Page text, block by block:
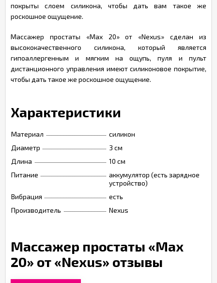
покрыты слоем силикона, чтобы дать вам такое же
роскошное ощущение.
Массажер простаты «Max 20» от «Nexus» сделан из
высококачественного силикона, который является
гипоаллергенным и мягким на ощупь, пуля и пульт
дистанционного управления имеют силиконовое покрытие,
чтобы дать такое же роскошное ощущение.
Характеристики
Материал
силикон
Диаметр
3 см
Длина
10 см
Питание
аккумулятор (есть зарядное
устройство)
Вибрация
есть
Производитель
Nexus
Массажер простаты «Max
20» от «Nexus» отзывы